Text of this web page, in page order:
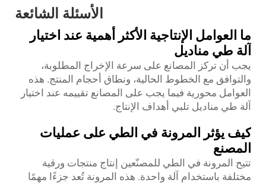
الأسئلة الشائعة
ما العوامل الإنتاجية الأكثر أهمية عند اختيار
آلة طي مناديل
يجب أن تركز المصانع على سرعة الإخراج المطلوبة،
والتوافق مع الخطوط الحالية، ونطاق أحجام المنتج. هذه
العوامل محورية فيما يجب على المصانع تقييمه عند اختيار
آلة طي مناديل تلبي أهداف الإنتاج.
كيف يؤثر المرونة في الطي على عمليات
المصنع
تتيح المرونة في الطي للمصنّعين إنتاج منتجات ورقية
مختلفة باستخدام آلة واحدة. هذه المرونة تُعد جزءًا مهمًا